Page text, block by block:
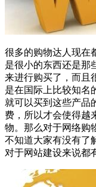
很多的购物达人现在
是很小的东西还是那
来进行购买了，而且
是在国际上比较知名
就可以买到这些产品
费，所以才会使得越
物。那么对于网络购
不知道大家有没有了
对于网站建设来说都